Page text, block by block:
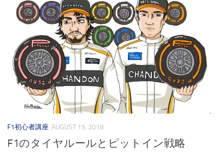
F1初心者講座 AUGUST 19, 2018
F1のタイヤルールとピットイン戦略